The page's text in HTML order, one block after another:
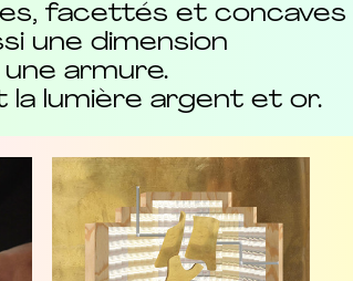
facettés et concaves
une dimension
armure.
lumière argent et or.